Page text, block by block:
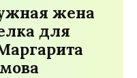
жена
для